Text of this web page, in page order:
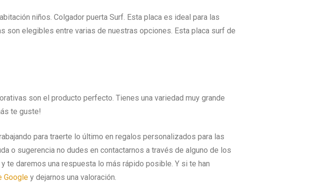
niños. Colgador puerta Surf. Esta placa es ideal para las
son elegibles entre varias de nuestras opciones. Esta placa surf de
son el producto perfecto. Tienes una variedad muy grande
te guste!
para traerte lo último en regalos personalizados para las
o sugerencia no dudes en contactarnos a través de alguno de los
te daremos una respuesta lo más rápido posible. Y si te han
Google y dejarnos una valoración.